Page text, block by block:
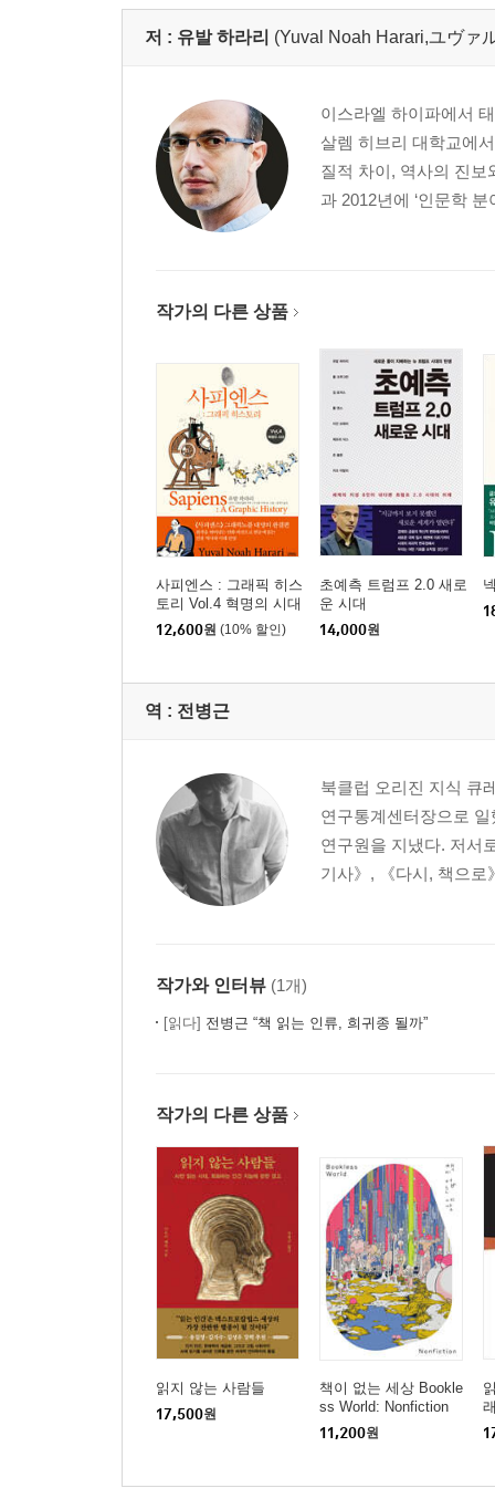
저 : 유발 하라리 (Yuval Noah Harari,ユヴァ
이스라엘 하이파에서
살렘 히브리 대학교에
질적 차이, 역사의 진보
과 2012년에 ‘인문학
작가의 다른 상품
사피엔스 : 그래픽 히스
토리 Vol.4 혁명의 시대
12,600원 (10% 할인)
초예측 트럼프 2.0 새로
운 시대
14,000원
역 : 전병근
북클럽 오리진 지식 큐
연구통계센터장으로
연구원을 지냈다. 저서
기사》, 《다시, 책으로
작가와 인터뷰 (1개)
[읽다] 전병근 “책 읽는 인류, 희귀종 될까”
작가의 다른 상품
읽지 않는 사람들
17,500원
책이 없는 세상 Bookle
ss World: Nonfiction
11,200원